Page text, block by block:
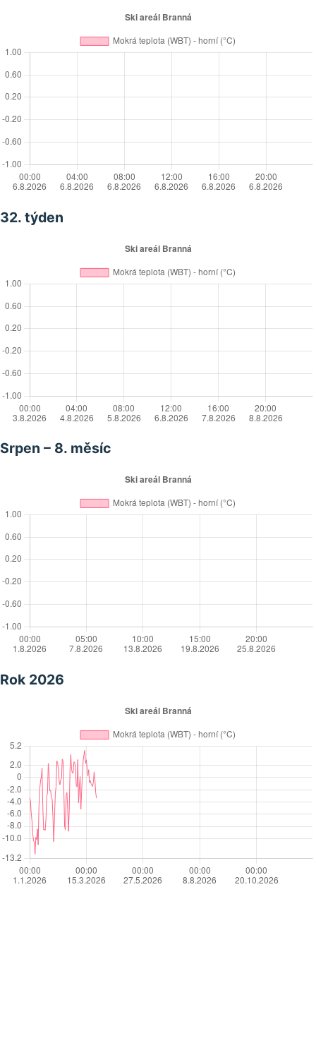
32. týden
Srpen – 8. měsíc
Rok 2026